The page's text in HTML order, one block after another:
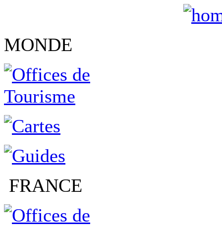
MONDE
FRANCE